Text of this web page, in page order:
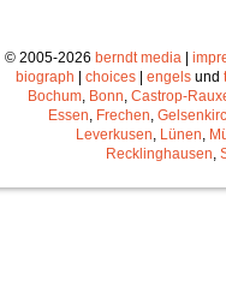
© 2005-2026 berndt media|
biograph
choices engels und
Bochum, Bonn, Castrop-
Essen, Frechen,
Leverkusen, Lünen,
Recklinghausen,